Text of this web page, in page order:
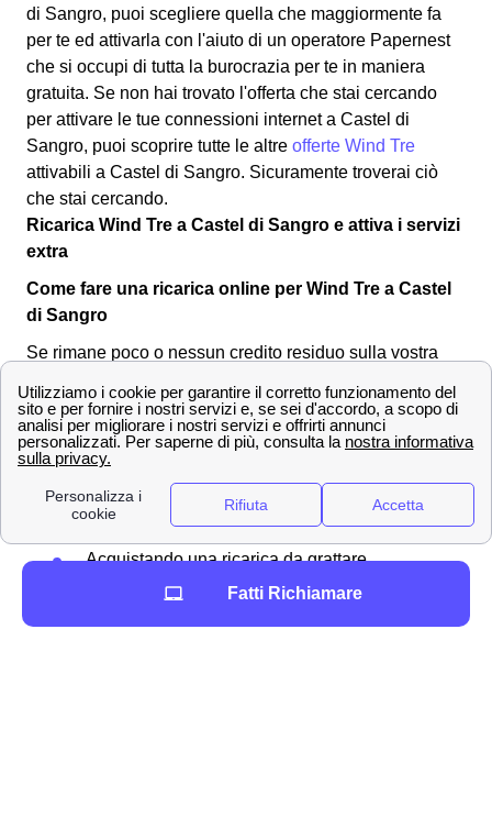
di Sangro, puoi scegliere quella che maggiormente fa
per te ed attivarla con l'aiuto di un operatore Papernest
che si occupi di tutta la burocrazia per te in maniera
gratuita. Se non hai trovato l'offerta che stai cercando
per attivare le tue connessioni internet a Castel di
Sangro, puoi scoprire tutte le altre offerte Wind Tre
attivabili a Castel di Sangro. Sicuramente troverai ciò
che stai cercando.
Ricarica Wind Tre a Castel di Sangro e attiva i servizi
extra
Come fare una ricarica online per Wind Tre a Castel
di Sangro
Se rimane poco o nessun credito residuo sulla vostra
necessarioeffettuare una ricaricaper il proprio
numero. Vi sono svariate modalità per ricaricare la
propria SIM card Wind a Castel di Sangro:
In banca
Al tabacchino di Castel di Sangro
Acquistando una ricarica da grattare
Sul sito ufficiale pagando con addebito su
Fatti Richiamare